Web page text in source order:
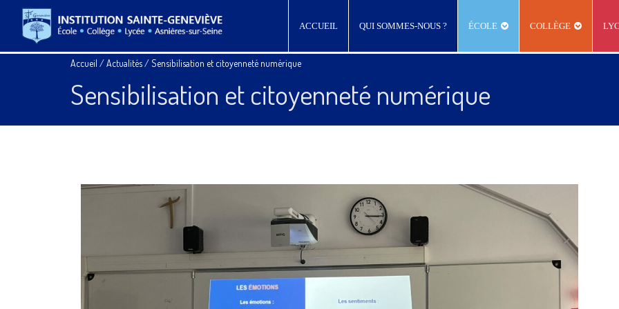
ACCUEIL QUI SOMMES-NOUS ? ÉCOLE COLLÈGE
Accueil /Actualités/Sensibilisation et citoyenneté numérique
Sensibilisation et citoyenneté numérique